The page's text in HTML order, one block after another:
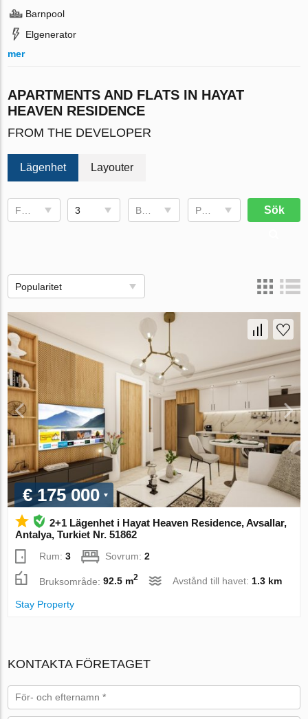
Barnpool
Elgenerator
mer
APARTMENTS AND FLATS IN HAYAT
HEAVEN RESIDENCE
FROM THE DEVELOPER
Lägenhet Layouter
3 Bruksområde Pris, € Sök
Popularitet
€ 175 000
2+1 Lägenhet i Hayat Heaven Residence, Avsallar,
Antalya, Turkiet Nr. 51862
Rum:3 Sovrum:2
Bruksområde:92.5 m2 Avstånd till havet:1.3 km
Stay Property
KONTAKTA FÖRETAGET